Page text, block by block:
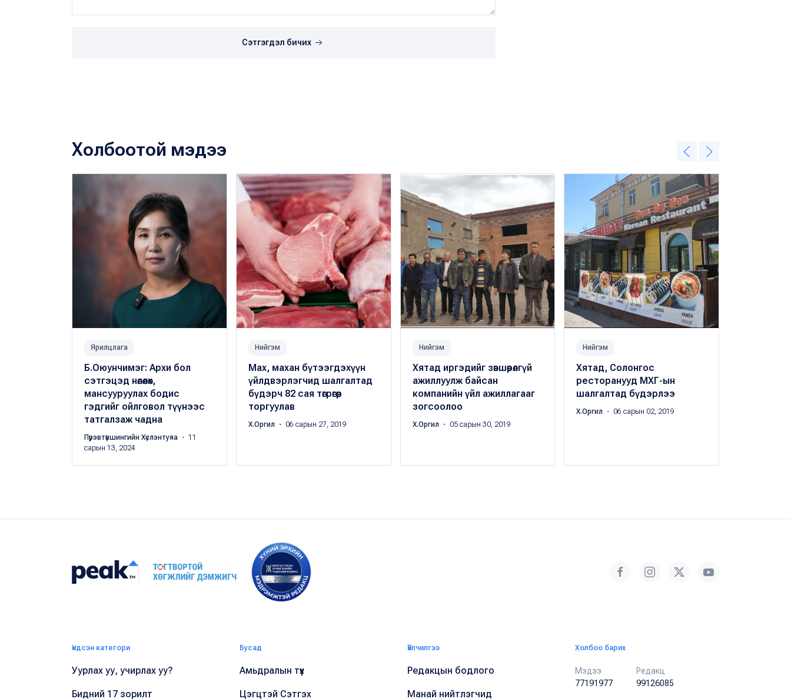
Сэтгэгдэл бичих
Холбоотой мэдээ
Ярилцлага
Б.Оюунчимэг: Архи бол
сэтгэцэд нөлөөлөх,
мансууруулах бодис
гэдгийг ойлговол түүнээс
татгалзаж чадна
Пүрэвтүвшингийн Хүслэнтуяа
・ 11
сарын 13, 2024
Нийгэм
Мах, махан бүтээгдэхүүн
үйлдвэрлэгчид шалгалтад
бүдэрч 82 сая төгрөгөөр
торгуулав
Х.Оргил ・ 06 сарын 27, 2019
Нийгэм
Хятад иргэдийг зөвшөөрөлгүй
ажиллуулж байсан
компанийн үйл ажиллагааг
зогсоолоо
Х.Оргил ・ 05 сарын 30, 2019
Нийгэм
Хятад, Солонгос
ресторанууд МХГ-ын
шалгалтад бүдэрлээ
Х.Оргил ・ 06 сарын 02, 2019
Үндсэн категори
Уурлах уу, учирлах уу?
Бидний 17 зорилт
Бусад
Амьдралын түүх
Цэгцтэй Сэтгэх
Үйлчилгээ
Редакцын бодлого
Манай нийтлэгчид
Холбоо барих
Мэдээ
77191977
Редакц
99126085